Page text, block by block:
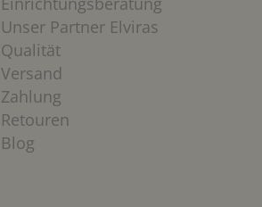
Unser Partner Elviras
Qualität
Versand
Zahlung
Retouren
Blog